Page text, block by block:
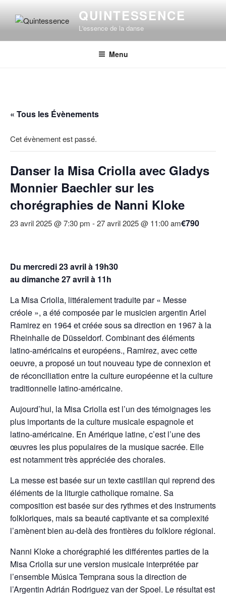
principal
QUINTESSENCE
L'essence de la danse
Menu
« Tous les Évènements
Cet évènement est passé.
Danser la Misa Criolla avec Gladys
Monnier Baechler sur les
chorégraphies de Nanni Kloke
23 avril 2025 @ 7:30 pm -27 avril 2025 @ 11:00 am€790
Du mercredi 23 avril à 19h30
au dimanche 27 avril à 11h
La Misa Criolla, littéralement traduite par « Messe
créole », a été composée par le musicien argentin Ariel
Ramirez en 1964 et créée sous sa direction en 1967 à la
Rheinhalle de Düsseldorf. Combinant des éléments
latino-américains et européens., Ramirez, avec cette
oeuvre, a proposé un tout nouveau type de connexion et
de réconciliation entre la culture européenne et la culture
traditionnelle latino-américaine.
Aujourd’hui, la Misa Criolla est l’un des témoignages les
plus importants de la culture musicale espagnole et
latino-américaine. En Amérique latine, c’est l’une des
œuvres les plus populaires de la musique sacrée. Elle
est notamment très appréciée des chorales.
La messe est basée sur un texte castillan qui reprend des
éléments de la liturgie catholique romaine. Sa
composition est basée sur des rythmes et des instruments
folkloriques, mais sa beauté captivante et sa complexité
l’amènent bien au-delà des frontières du folklore régional.
Nanni Kloke a chorégraphié les différentes parties de la
Misa Criolla sur une version musicale interprétée par
l’ensemble Música Temprana sous la direction de
l’Argentin Adrián Rodriguez van der Spoel. Le résultat est